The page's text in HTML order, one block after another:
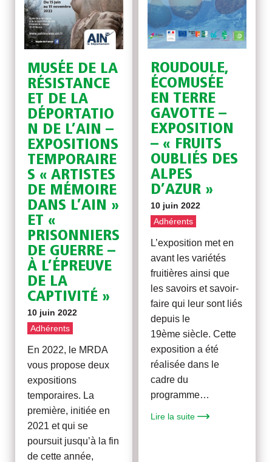
MUSÉE DE LA
RÉSISTANCE
ET DE LA
DÉPORTATIO
N DE L’AIN –
EXPOSITIONS
TEMPORAIRE
S « ARTISTES
DE MÉMOIRE
DANS L’AIN »
ET «
PRISONNIERS
DE GUERRE –
À L’ÉPREUVE
DE LA
CAPTIVITÉ »
10 juin 2022
Adhérents
En 2022, le MRDA
vous propose deux
expositions
temporaires. La
première, initiée en
2021 et qui se
poursuit jusqu’à la fin
de cette année,
ROUDOULE,
ÉCOMUSÉE
EN TERRE
GAVOTTE –
EXPOSITION
– « FRUITS
OUBLIÉS DES
ALPES
D’AZUR »
10 juin 2022
Adhérents
L’exposition met en
avant les variétés
fruitières ainsi que
les savoirs et savoir-
faire qui leur sont liés
depuis le
19ème siècle. Cette
exposition a été
réalisée dans le
cadre du
programme…
Lire la suite